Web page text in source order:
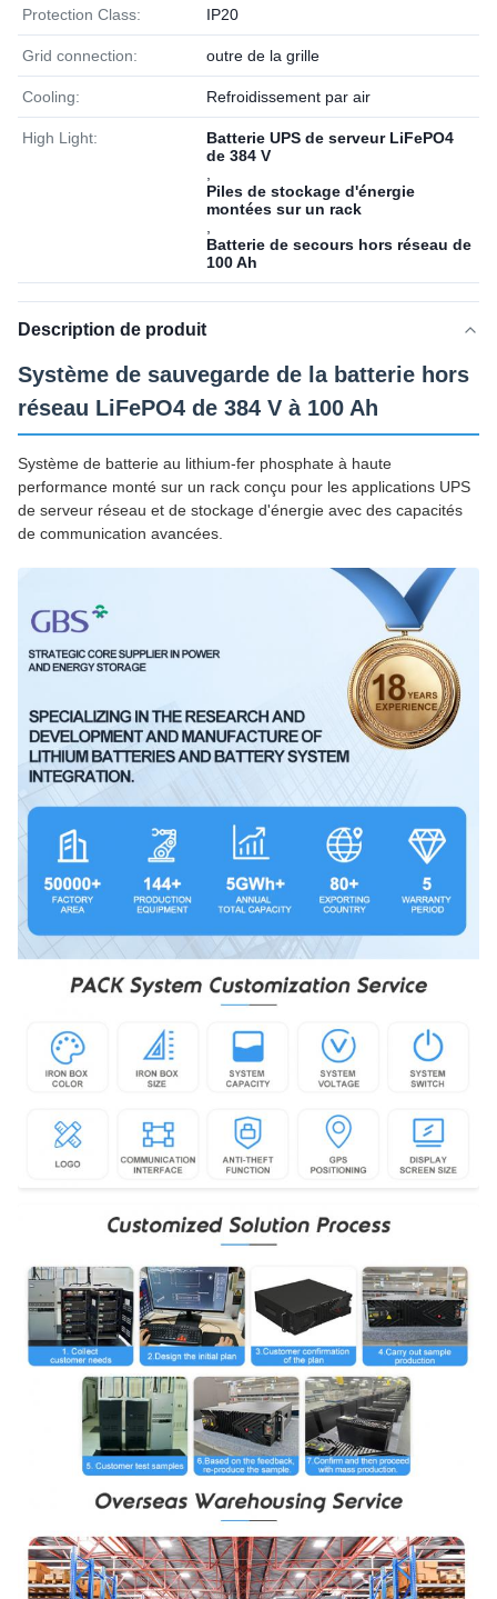
Protection Class: IP20
Grid connection: outre de la grille
Cooling: Refroidissement par air
High Light:
Batterie UPS de serveur LiFePO4
de 384 V
Piles de stockage d'énergie
montées sur un rack
Batterie de secours hors réseau de
100 Ah
Description de produit
Système de sauvegarde de la batterie hors
réseau LiFePO4 de 384 V à 100 Ah
Système de batterie au lithium-fer phosphate à haute
performance monté sur un rack conçu pour les applications UPS
de serveur réseau et de stockage d'énergie avec des capacités
de communication avancées.